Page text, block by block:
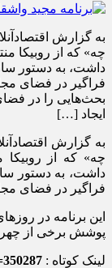
به گزارش
چه» که از روبیکا
داشت، به دستور
فراگیر در فضای
بحث‌هایی را در
ایجاد […]
به گزارش
چه» که از روبیکا
داشت، به دستور
فراگیر در فضای
این برنامه در
پوشش برخی از
لینک کوتاه :